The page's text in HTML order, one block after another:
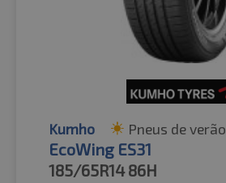
Kumho Pneus de verão
EcoWing ES31
185/65R14 86H